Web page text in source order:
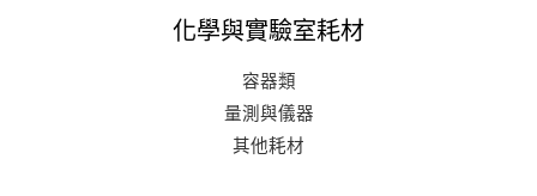
化學與實驗室耗材
容器類
量測與儀器
其他耗材